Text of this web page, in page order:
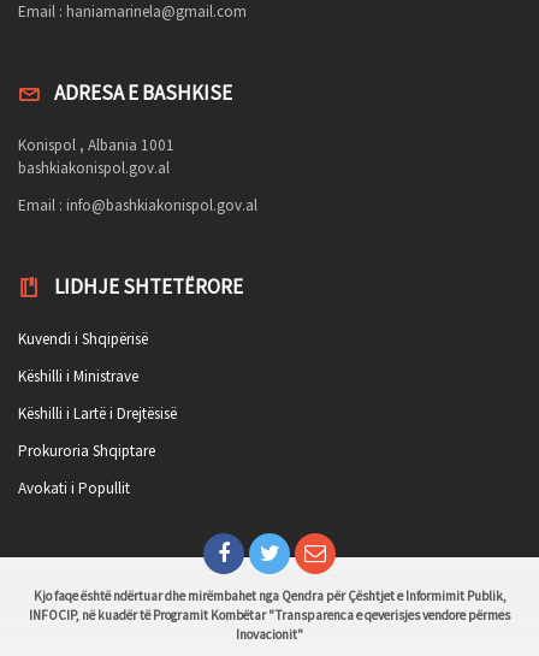
Email : haniamarinela@gmail.com
ADRESA E BASHKISE
Konispol , Albania 1001
bashkiakonispol.gov.al
Email : info@bashkiakonispol.gov.al
LIDHJE SHTETËRORE
Kuvendi i Shqipërisë
Këshilli i Ministrave
Këshilli i Lartë i Drejtësisë
Prokuroria Shqiptare
Avokati i Popullit
Kjo faqe është ndërtuar dhe mirëmbahet nga Qendra për Çështjet e Informimit Publik,
INFOCIP, në kuadër të Programit Kombëtar "Transparenca e qeverisjes vendore përmes
Inovacionit"